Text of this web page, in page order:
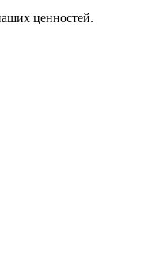
ценностей.